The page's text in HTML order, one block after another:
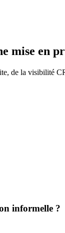
mise en
la visibilité
informelle ?